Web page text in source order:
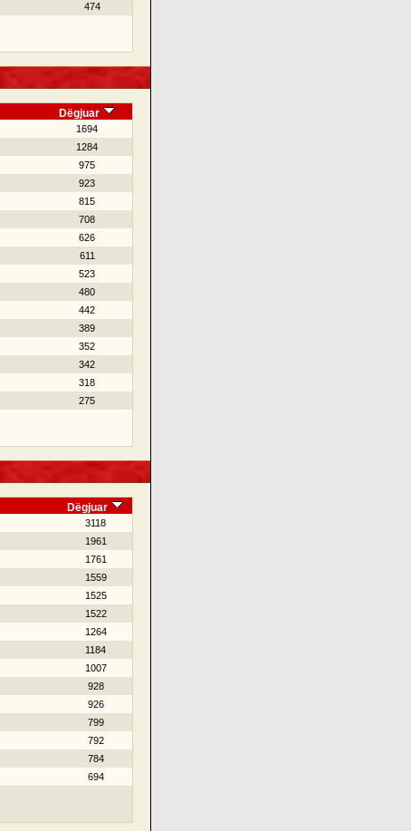
474
Dëgjuar
1694
1284
975
923
815
708
626
611
523
480
442
389
352
342
318
275
Dëgjuar
3118
1961
1761
1559
1525
1522
1264
1184
1007
928
926
799
792
784
694